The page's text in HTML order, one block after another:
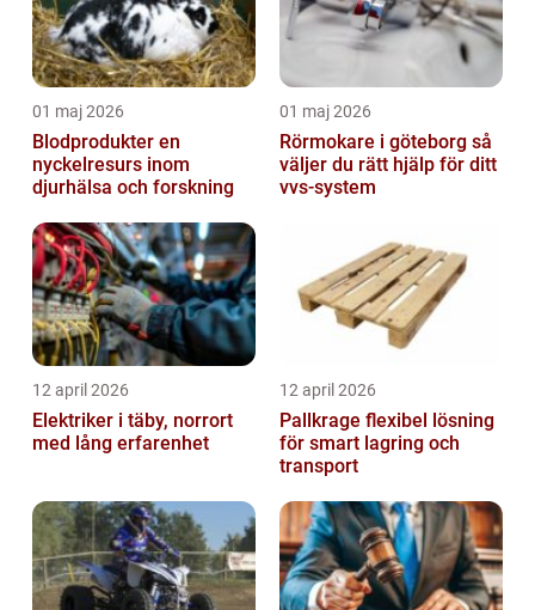
01 maj 2026
Blodprodukter en
nyckelresurs inom
djurhälsa och forskning
01 maj 2026
Rörmokare i göteborg så
väljer du rätt hjälp för ditt
vvs-system
12 april 2026
Elektriker i täby, norrort
med lång erfarenhet
12 april 2026
Pallkrage flexibel lösning
för smart lagring och
transport